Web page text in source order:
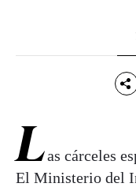
Las cárceles
El Ministerio del